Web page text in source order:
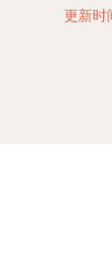
更新时